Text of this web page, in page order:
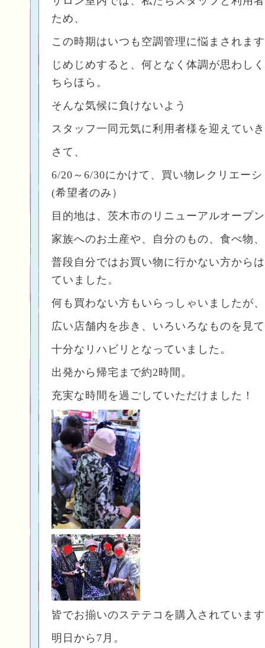
ため、
この時期はいつも空調管理に悩まされま
じめじめすると、何となく体調が思わし
ちらほら。
そんな気候に負けないよう
スタッフ一同元気に利用者様を迎えてい
さて、
6/20～6/30にかけて、買い物レクリエー
(希望者のみ）
目的地は、茨木市のリニューアルオープ
家族へのお土産や、自分のもの、食べ物
普段自分ではお買い物に行かない方から
ていました。
何も買わない方もいらっしゃいましたが、
広い店舗内を歩き、いろいろなものを見
十分なリハビリとなっていました。
出発から帰宅まで約2時間。
充実な時間を過ごしていただけました！
皆でお揃いのステテコを購入されていま
明日から7月。